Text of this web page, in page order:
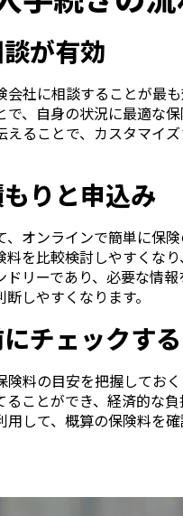
が有効
社に相談することが最も
、自身の状況に最適な
えることで、カスタマイ
りと申込み
オンラインで簡単に保険
を比較検討しやすくなり
リーであり、必要な情
しやすくなります。
チェックする
料の目安を把握しておく
ことができ、経済的な
して、概算の保険料を